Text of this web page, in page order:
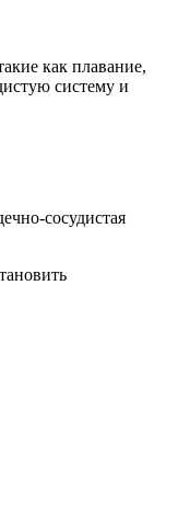
как плавание,
систему и
сосудистая